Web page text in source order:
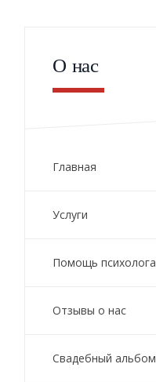
О нас
Главная
Услуги
Помощь психолога
Отзывы о нас
Свадебный альбом